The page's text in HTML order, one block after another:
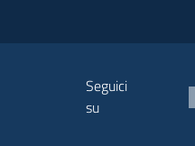
Seguici
su